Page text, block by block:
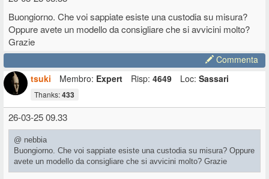
Buongiorno. Che voi sappiate esiste una custodia su misura?
Oppure avete un modello da consigliare che si avvicini molto?
Grazie
Commenta
tsuki
Membro: Expert Risp: 4649 Loc: Sassari
Thanks:433
26-03-25 09.33
@ nebbia
Buongiorno. Che voi sappiate esiste una custodia su misura? Oppure
avete un modello da consigliare che si avvicini molto? Grazie